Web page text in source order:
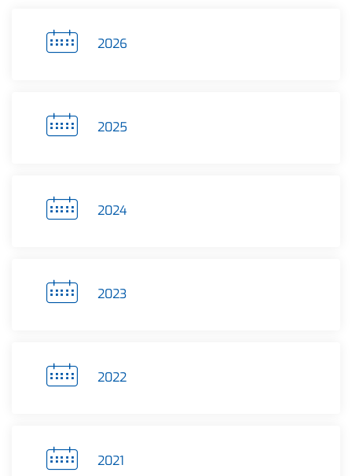
2026
2025
2024
2023
2022
2021